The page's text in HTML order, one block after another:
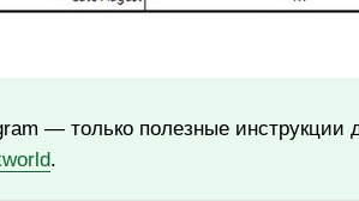
— только полезные инструкции
.